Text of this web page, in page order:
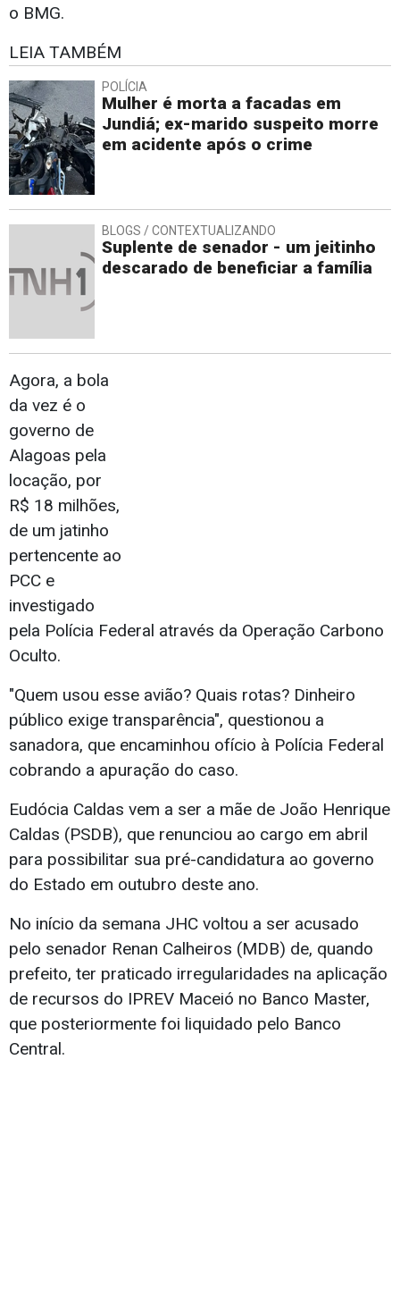
o BMG.
LEIA TAMBÉM
POLÍCIA
Mulher é morta a facadas em
Jundiá; ex-marido suspeito morre
em acidente após o crime
BLOGS / CONTEXTUALIZANDO
Suplente de senador - um jeitinho
descarado de beneficiar a família
Agora, a bola
da vez é o
governo de
Alagoas pela
locação, por
R$ 18 milhões,
de um jatinho
pertencente ao
PCC e
investigado
pela Polícia Federal através da Operação Carbono
Oculto.
"Quem usou esse avião? Quais rotas? Dinheiro
público exige transparência", questionou a
sanadora, que encaminhou ofício à Polícia Federal
cobrando a apuração do caso.
Eudócia Caldas vem a ser a mãe de João Henrique
Caldas (PSDB), que renunciou ao cargo em abril
para possibilitar sua pré-candidatura ao governo
do Estado em outubro deste ano.
No início da semana JHC voltou a ser acusado
pelo senador Renan Calheiros (MDB) de, quando
prefeito, ter praticado irregularidades na aplicação
de recursos do IPREV Maceió no Banco Master,
que posteriormente foi liquidado pelo Banco
Central.